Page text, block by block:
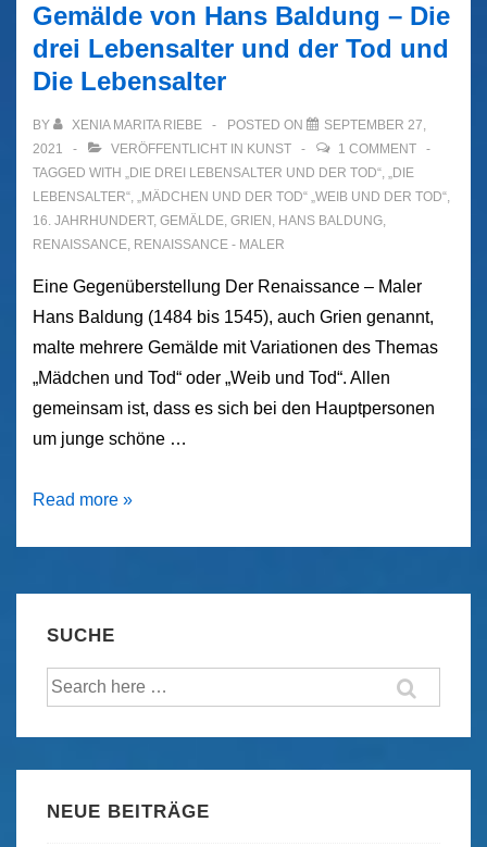
Gemälde von Hans Baldung – Die
drei Lebensalter und der Tod und
Die Lebensalter
BY XENIA MARITA RIEBE POSTED ON
SEPTEMBER 27,
2021
VERÖFFENTLICHT IN KUNST
1 COMMENT
TAGGED WITH „DIE DREI LEBENSALTER UND DER TOD“, „DIE
LEBENSALTER“, „MÄDCHEN UND DER TOD“ „WEIB UND DER TOD“,
16. JAHRHUNDERT, GEMÄLDE, GRIEN , HANS BALDUNG,
RENAISSANCE, RENAISSANCE - MALER
Eine Gegenüberstellung Der Renaissance – Maler
Hans Baldung (1484 bis 1545), auch Grien genannt,
malte mehrere Gemälde mit Variationen des Themas
„Mädchen und Tod“ oder „Weib und Tod“. Allen
gemeinsam ist, dass es sich bei den Hauptpersonen
um junge schöne …
Gemälde
Baldung
drei
Lebensalter
und
der
Tod
Read more »
SUCHE
Suche
NEUE BEITRÄGE